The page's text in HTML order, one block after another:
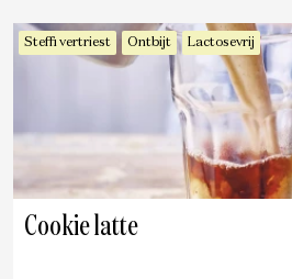
Steffi vertriest Ontbijt Lactosevrij
Cookie latte